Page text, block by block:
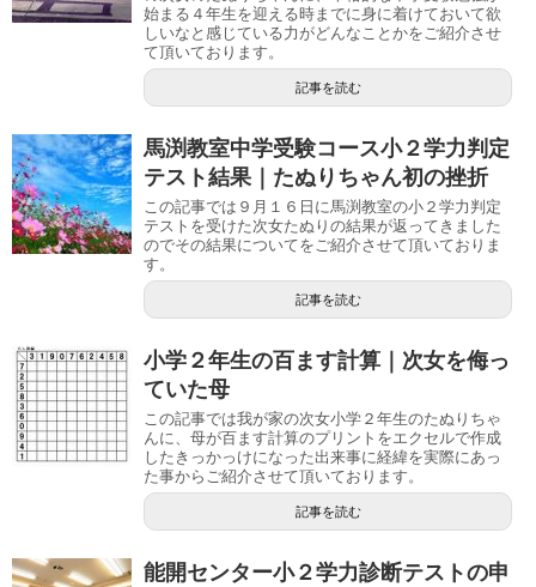
始まる４年生を迎える時までに身に着けておいて欲
しいなと感じている力がどんなことかをご紹介させ
て頂いております。
記事を読む
馬渕教室中学受験コース小２学力判定
テスト結果｜たぬりちゃん初の挫折
この記事では９月１６日に馬渕教室の小２学力判定
テストを受けた次女たぬりの結果が返ってきました
のでその結果についてをご紹介させて頂いておりま
す。
記事を読む
小学２年生の百ます計算｜次女を侮っ
ていた母
この記事では我が家の次女小学２年生のたぬりちゃ
んに、母が百ます計算のプリントをエクセルで作成
したきっかっけになった出来事に経緯を実際にあっ
た事からご紹介させて頂いております。
記事を読む
能開センター小２学力診断テストの申